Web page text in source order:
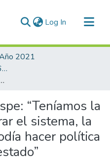
Log In (current)
2021
Revista ISALUD, 2021, 16(76)
era que se podía hacer política incluso fuera del estado”
“Teníamos la
el sistema, la
hacer política